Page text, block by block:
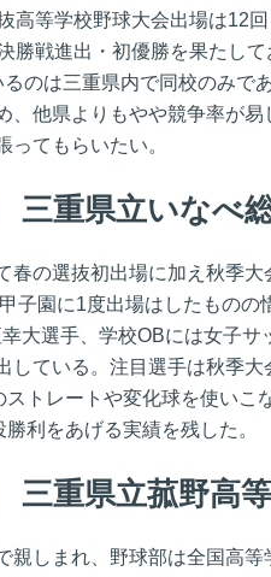
高等学校野球大会出場は12回
勝戦進出・初優勝を果たし
のは三重県内で同校のみで
、他県よりもやや競争率が
ってもらいたい。
重県立いなべ
春の選抜初出場に加え秋季
子園に1度出場はしたものの
大選手、学校OBには女子
している。注目選手は秋季
トレートや変化球を使いこ
利をあげる実績を残した。
重県立菰野高
親しまれ、野球部は全国高